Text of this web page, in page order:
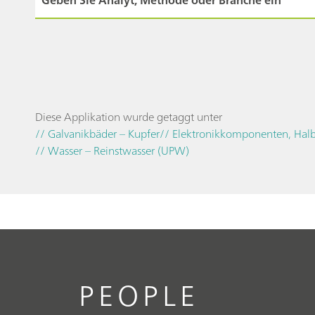
Diese Applikation wurde getaggt unter
// Galvanikbäder – Kupfer// Elektronikkomponenten,
// Wasser – Reinstwasser (UPW)
PEOPLE